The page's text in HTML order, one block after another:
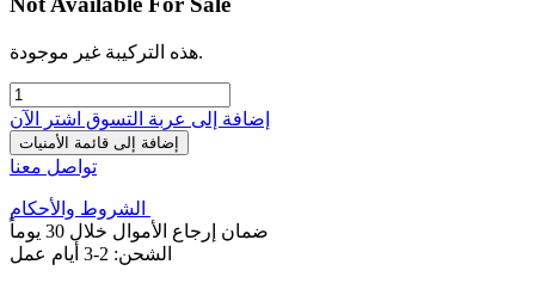
هذه التركيبة غير موجودة.
إضافة إلى عربة التسوق اشترِ الآن
إضافة إلى قائمة الأمنيات
تواصل معنا
الشروط والأحكام
ضمان إرجاع الأموال خلال 30 يوماً
الشحن: 2-3 أيام عمل